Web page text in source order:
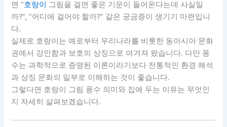
면 “호랑이 그림을 걸면 좋은 기운이 들어온다는데 사실일
까?”, “어디에 걸어야 할까?” 같은 궁금증이 생기기 마련입니
다.
실제로 호랑이는 예로부터 우리나라를 비롯한 동아시아 문화
권에서 강인함과 보호의 상징으로 여겨져 왔습니다. 다만 풍
수는 과학적으로 증명된 이론이라기보다 전통적인 환경 해석
과 상징 문화의 일부로 이해하는 것이 좋습니다.
그렇다면 호랑이 그림 풍수 의미와 집에 두는 이유는 무엇인
지 자세히 살펴보겠습니다.